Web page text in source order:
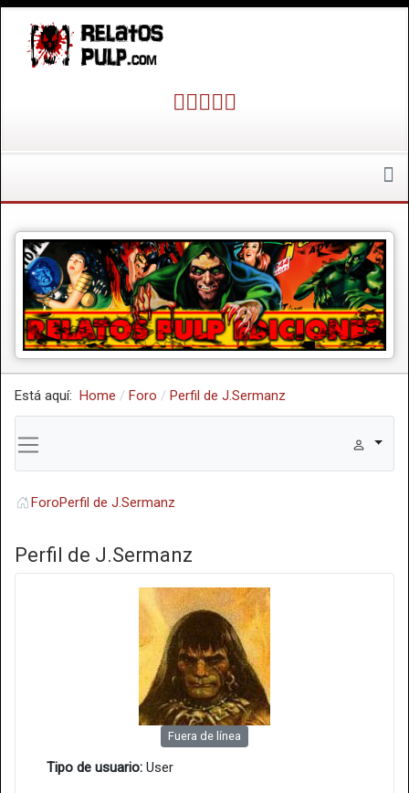
Está aquí: Home Foro Perfil de J.Sermanz
ForoPerfil de J.Sermanz
Perfil de J.Sermanz
Fuera de línea
Tipo de usuario: User